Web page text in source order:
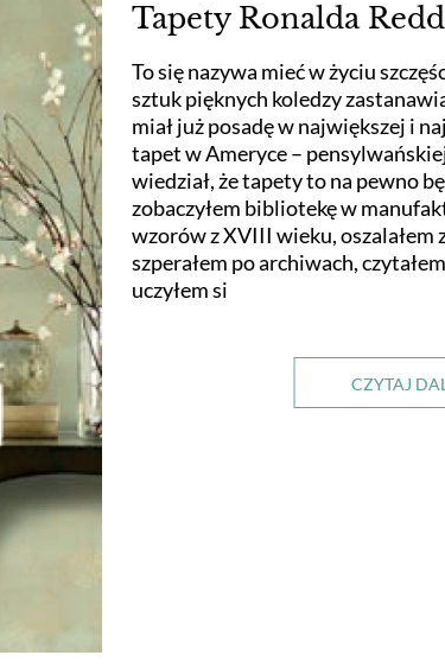
Tapety Ronalda
To się nazywa mieć w życiu
sztuk pięknych koledzy
miał już posadę w największej i
tapet w Ameryce –
wiedział, że tapety to na pewno
zobaczyłem bibliotekę w
wzorów z XVIII wieku, oszalałem
szperałem po archiwach,
uczyłem si
CZYTAJ